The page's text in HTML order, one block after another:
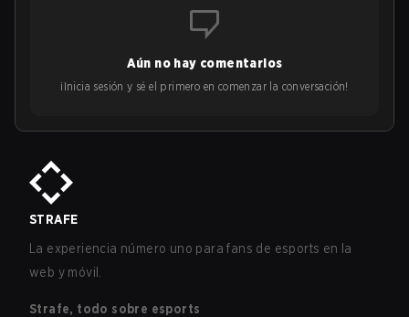
Aún no hay comentarios
¡Inicia sesión y sé el primero en comenzar la conversación!
STRAFE
La experiencia número uno para fans de esports en la
web y móvil.
Strafe, todo sobre esports